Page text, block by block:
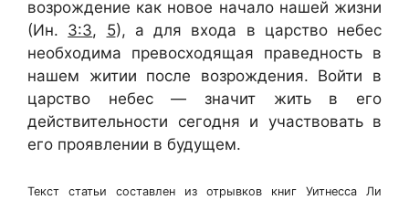
возрождение как новое начало нашей жизни
(Ин. 3:3, 5), а для входа в царство небес
необходима превосходящая праведность в
нашем житии после возрождения. Войти в
царство небес — значит жить в его
действительности сегодня и участвовать в
его проявлении в будущем.
Текст статьи составлен из отрывков книг Уитнесса Ли